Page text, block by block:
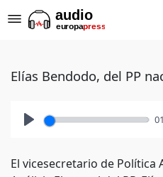
Elías Bendodo, del PP
El vicesecretario de Política